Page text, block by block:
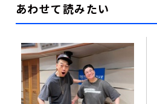
あわせて読みたい